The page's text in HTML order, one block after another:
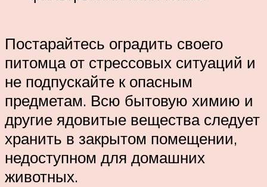
Постарайтесь оградить своего
питомца от стрессовых ситуаций и
не подпускайте к опасным
предметам. Всю бытовую химию и
другие ядовитые вещества следует
хранить в закрытом помещении,
недоступном для домашних
животных.